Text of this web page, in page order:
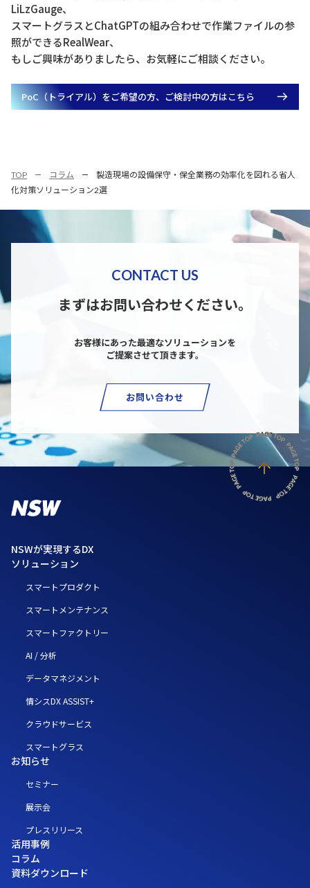
LiLzGauge、
スマートグラスとChatGPTの組み合わせで作業ファイルの参
照ができるRealWear、
もしご興味がありましたら、お気軽にご相談ください。
PoC（トライアル）をご希望の方、ご検討中の方はこちら
TOP コラム
製造現場の設備保守・保全業務の効率化を図れる省人
化対策ソリューション2選
CONTACT US
まずはお問い合わせください。
お客様にあった最適なソリューションを
ご提案させて頂きます。
お問い合わせ
NSWが実現するDX
ソリューション
スマートプロダクト
スマートメンテナンス
スマートファクトリー
AI / 分析
データマネジメント
情シスDX ASSIST+
クラウドサービス
スマートグラス
お知らせ
セミナー
展示会
プレスリリース
活用事例
コラム
資料ダウンロード